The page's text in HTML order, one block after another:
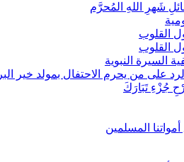
شَهرِ اللهِ المُحرَّم
القلوب
القلوب
السيرة النبوية
على من يحرم الاحتفال بمولد خير
جُزْءِ تَبَارَكَ
أمواتنا المسلمين